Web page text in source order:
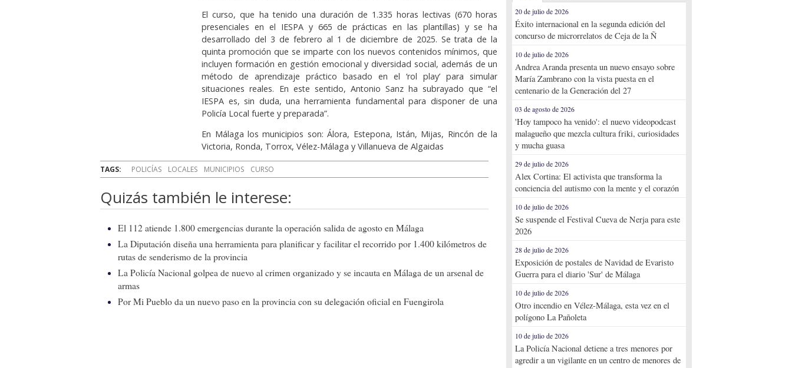
El curso, que ha tenido una duración de 1.335 horas lectivas (670 horas
presenciales en el IESPA y 665 de prácticas en las plantillas) y se ha
desarrollado del 3 de febrero al 1 de diciembre de 2025. Se trata de la
quinta promoción que se imparte con los nuevos contenidos mínimos, que
incluyen formación en gestión emocional y diversidad social, además de un
método de aprendizaje práctico basado en el ‘rol play’ para simular
situaciones reales. En este sentido, Antonio Sanz ha subrayado que “el
IESPA es, sin duda, una herramienta fundamental para disponer de una
Policía Local fuerte y preparada”.
En Málaga los municipios son: Álora, Estepona, Istán, Mijas, Rincón de la
Victoria, Ronda, Torrox, Vélez-Málaga y Villanueva de Algaidas
TAGS: POLICÍAS LOCALES MUNICIPIOS CURSO
Quizás también le interese:
El 112 atiende 1.800 emergencias durante la operación salida de agosto en Málaga
La Diputación diseña una herramienta para planificar y facilitar el recorrido por 1.400 kilómetros de
rutas de senderismo de la provincia
La Policía Nacional golpea de nuevo al crimen organizado y se incauta en Málaga de un arsenal de
armas
Por Mi Pueblo da un nuevo paso en la provincia con su delegación oficial en Fuengirola
20 de julio de 2026
Éxito internacional en la segunda edición del
concurso de microrrelatos de Ceja de la Ñ
10 de julio de 2026
Andrea Aranda presenta un nuevo ensayo sobre
María Zambrano con la vista puesta en el
centenario de la Generación del 27
03 de agosto de 2026
'Hoy tampoco ha venido': el nuevo videopodcast
malagueño que mezcla cultura friki, curiosidades
y mucha guasa
29 de julio de 2026
Alex Cortina: El activista que transforma la
conciencia del autismo con la mente y el corazón
10 de julio de 2026
Se suspende el Festival Cueva de Nerja para este
2026
28 de julio de 2026
Exposición de postales de Navidad de Evaristo
Guerra para el diario 'Sur' de Málaga
10 de julio de 2026
Otro incendio en Vélez-Málaga, esta vez en el
polígono La Pañoleta
10 de julio de 2026
La Policía Nacional detiene a tres menores por
agredir a un vigilante en un centro de menores de